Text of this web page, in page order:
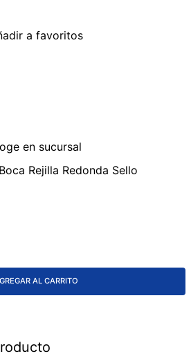
a favoritos
en sucursal
Rejilla Redonda Sello
AL CARRITO